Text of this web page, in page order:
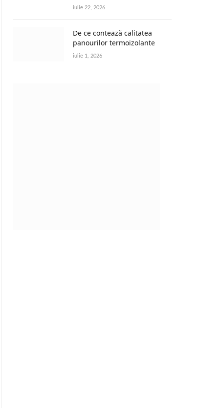
iulie 22, 2026
De ce contează calitatea
panourilor termoizolante
iulie 1, 2026